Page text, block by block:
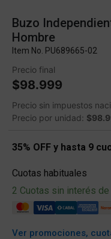
Buzo
Hombre
Item No. PU689665-02
Precio final
$98.999
Precio sin impuestos
Precio por unidad:
35% OFF y hasta 9
Cuotas habituales
2 Cuotas sin interés de
Ver promociones,